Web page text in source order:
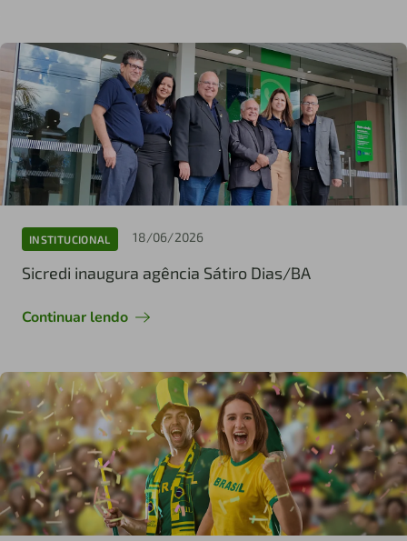
INSTITUCIONAL 18/06/2026
Sicredi inaugura agência Sátiro Dias/BA
Continuar lendo